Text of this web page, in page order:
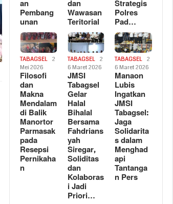
an
Pembang
unan
dan
Wawasan
Teritorial
Strategis
Polres
Pad…
TABAGSEL
2
Mei 2026
Filosofi
dan
Makna
Mendalam
di Balik
Manortor
Parmasak
pada
Resepsi
Pernikaha
n
TABAGSEL
2
6 Maret 2026
JMSI
Tabagsel
Gelar
Halal
Bihalal
Bersama
Fahdrians
yah
Siregar,
Soliditas
dan
Kolaboras
i Jadi
Priori…
TABAGSEL
2
6 Maret 2026
Manaon
Lubis
Ingatkan
JMSI
Tabagsel:
Jaga
Solidarita
s dalam
Menghad
api
Tantanga
n Pers